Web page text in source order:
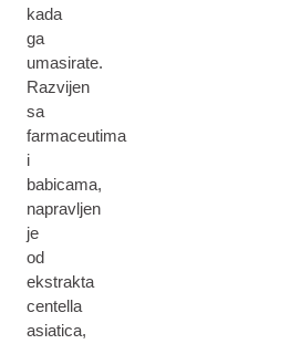
kada
ga
umasirate.
Razvijen
sa
farmaceutima
i
babicama,
napravljen
je
od
ekstrakta
centella
asiatica,